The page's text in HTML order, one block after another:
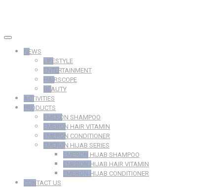
NEWS
LIFESTYLE
ENTERTAINMENT
HAIRSCOPE
BEAUTY
ACTIVITIES
PRODUCTS
EMERON SHAMPOO
EMERON HAIR VITAMIN
EMERON CONDITIONER
EMERON HIJAB SERIES
EMERON HIJAB SHAMPOO
EMERON HIJAB HAIR VITAMIN
EMERON HIJAB CONDITIONER
CONTACT US